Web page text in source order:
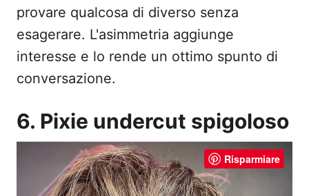
provare qualcosa di diverso senza
esagerare. L'asimmetria aggiunge
interesse e lo rende un ottimo spunto di
conversazione.
6. Pixie undercut spigoloso
Risparmiare